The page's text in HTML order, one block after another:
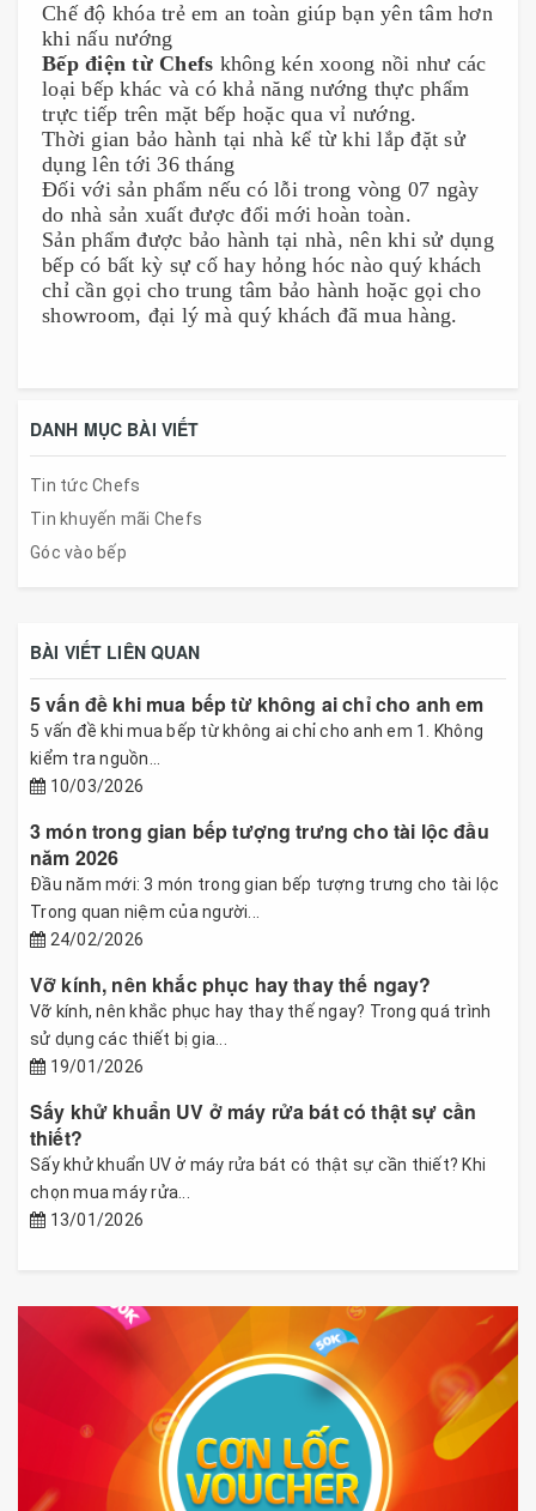
Chế độ khóa trẻ em an toàn giúp bạn yên tâm hơn
khi nấu nướng
Bếp điện từ Chefs không kén xoong nồi như các
loại bếp khác và có khả năng nướng thực phẩm
trực tiếp trên mặt bếp hoặc qua vỉ nướng.
Thời gian bảo hành tại nhà kể từ khi lắp đặt sử
dụng lên tới 36 tháng
Đối với sản phẩm nếu có lỗi trong vòng 07 ngày
do nhà sản xuất được đổi mới hoàn toàn.
Sản phẩm được bảo hành tại nhà, nên khi sử dụng
bếp có bất kỳ sự cố hay hỏng hóc nào quý khách
chỉ cần gọi cho trung tâm bảo hành hoặc gọi cho
showroom, đại lý mà quý khách đã mua hàng.
DANH MỤC BÀI VIẾT
Tin tức Chefs
Tin khuyến mãi Chefs
Góc vào bếp
BÀI VIẾT LIÊN QUAN
5 vấn đề khi mua bếp từ không ai chỉ cho anh em
5 vấn đề khi mua bếp từ không ai chỉ cho anh em 1. Không
kiểm tra nguồn...
10/03/2026
3 món trong gian bếp tượng trưng cho tài lộc đầu
năm 2026
Đầu năm mới: 3 món trong gian bếp tượng trưng cho tài lộc
Trong quan niệm của người...
24/02/2026
Vỡ kính, nên khắc phục hay thay thế ngay?
Vỡ kính, nên khắc phục hay thay thế ngay? Trong quá trình
sử dụng các thiết bị gia...
19/01/2026
Sấy khử khuẩn UV ở máy rửa bát có thật sự cần
thiết?
Sấy khử khuẩn UV ở máy rửa bát có thật sự cần thiết? Khi
chọn mua máy rửa...
13/01/2026